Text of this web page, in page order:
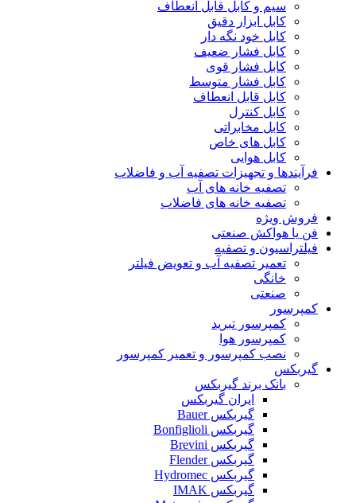
سیم و کابل قابل انعطاف
کابل ابزار دقیق
کابل خود نگه دار
کابل فشار ضعیف
کابل فشار قوی
کابل فشار متوسط
کابل قابل انعطاف
کابل کنترل
کابل مخابراتی
کابل های خاص
کابل هوایی
فرآیندها و تجهیزات تصفیه آب و فاضلاب
تصفیه خانه های آب
تصفیه خانه های فاضلاب
فروش ویژه
فن یا هواکش صنعتی
فیلتراسیون و تصفیه
تعمیر تصفیه آب و تعویض فیلتر
خانگی
صنعتی
کمپرسور
کمپرسور تبرید
کمپرسور هوا
نصب کمپرسور و تعمیر کمپرسور
گیربکس
بانک برند گیربکس
ایران گیربکس
گیربکس Bauer
گیربکس Bonfiglioli
گیربکس Brevini
گیربکس Flender
گیربکس Hydromec
گیربکس IMAK